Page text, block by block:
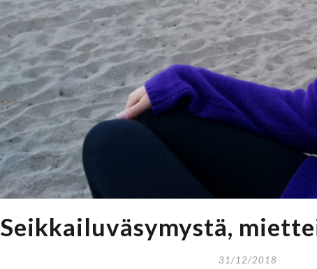
Seikkailuväsymystä,
31/12/2018